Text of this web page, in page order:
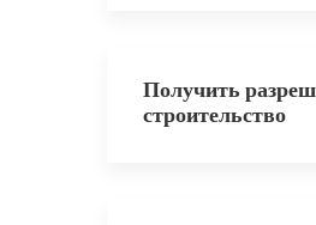
Получить
строительство